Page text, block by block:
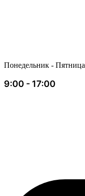
Понедельник - Пятница
9:00 - 17:00